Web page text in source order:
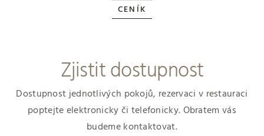
CENÍK
Zjistit dostupnost
Dostupnost jednotlivých pokojů, rezervaci v restauraci
poptejte elektronicky či telefonicky. Obratem vás
budeme kontaktovat.